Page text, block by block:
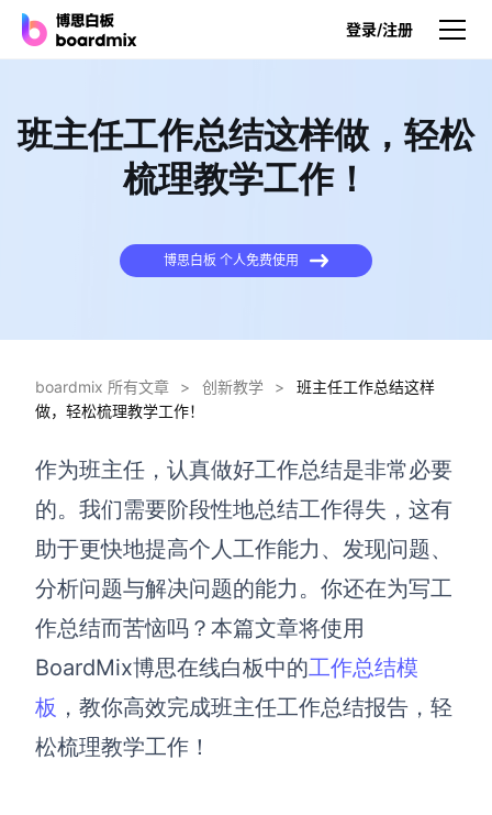
登录/注册
产品
博思白板
博思白板SDK
博思白板离线版
博思设计
一体化产品设计工具
博思AIPPT
AI生成PPT，支持在线编辑
资源与下载
向团队介绍
博思白板boardmix
班主任工作总结这样做，轻松
梳理教学工作！
博思白板 个人免费使用
boardmix 所有文章 > 创新教学 >
班主任工作总结这样
做，轻松梳理教学工作！
作为班主任，认真做好工作总结是非常必要
的。我们需要阶段性地总结工作得失，这有
助于更快地提高个人工作能力、发现问题、
分析问题与解决问题的能力。你还在为写工
作总结而苦恼吗？本篇文章将使用
BoardMix博思在线白板中的工作总结模
板 ，教你高效完成班主任工作总结报告，轻
松梳理教学工作！